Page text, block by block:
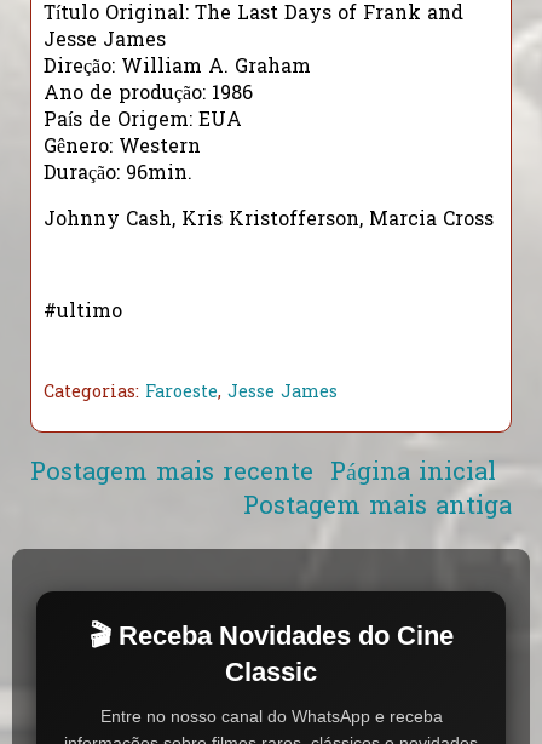
Título Original: The Last Days of Frank and
Jesse James
Direção: William A. Graham
Ano de produção: 1986
País de Origem: EUA
Gênero: Western
Duração: 96min.
Johnny Cash, Kris Kristofferson, Marcia Cross
#ultimo
Categorias: Faroeste, Jesse James
Postagem mais recente
Postagem mais antiga
Página inicial
🎬 Receba Novidades do Cine
Classic
Entre no nosso canal do WhatsApp e receba